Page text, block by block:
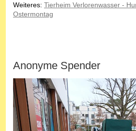
Weiteres: Tierheim Verlorenwasser -
Ostermontag
Anonyme Spender